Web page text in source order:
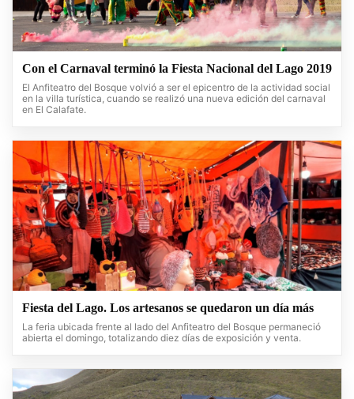
Con el Carnaval terminó la Fiesta Nacional del Lago 2019
El Anfiteatro del Bosque volvió a ser el epicentro de la actividad social
en la villa turística, cuando se realizó una nueva edición del carnaval
en El Calafate.
Fiesta del Lago. Los artesanos se quedaron un día más
La feria ubicada frente al lado del Anfiteatro del Bosque permaneció
abierta el domingo, totalizando diez días de exposición y venta.